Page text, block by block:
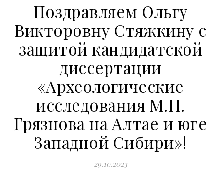
Поздравляем Ольгу
Викторовну Стяжкину с
защитой кандидатской
диссертации
«Археологические
исследования М.П.
Грязнова на Алтае и юге
Западной Сибири»!
29.10.2023